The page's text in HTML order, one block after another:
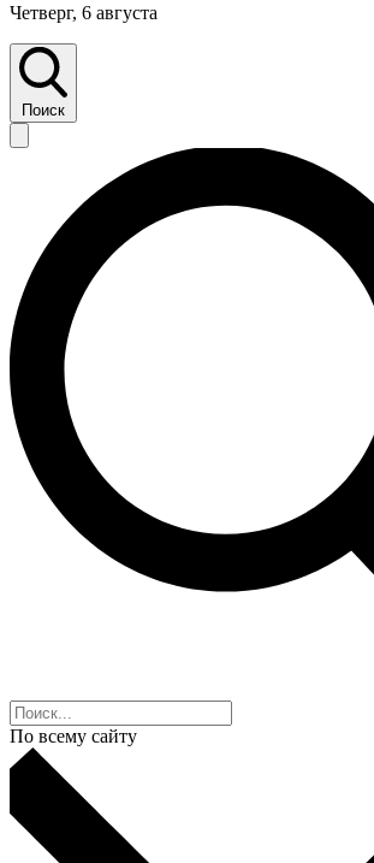
Четверг, 6 августа
Поиск
По всему сайту